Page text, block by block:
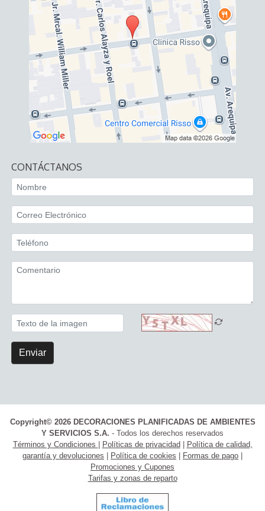
CONTÁCTANOS
Enviar
Copyright© 2026 DECORACIONES PLANIFICADAS DE AMBIENTES
Y SERVICIOS S.A. - Todos los derechos reservados
Términos y Condiciones
Políticas de privacidad
Política de calidad,
garantía y devoluciones
Política de cookies Formas de pago
Promociones y Cupones
Tarifas y zonas de reparto